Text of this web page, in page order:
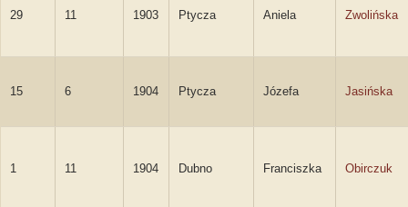
29 11 1903 Ptycza Aniela Zwolińska
15 6 1904 Ptycza Józefa Jasińska
1 11 1904 Dubno Franciszka Obirczuk